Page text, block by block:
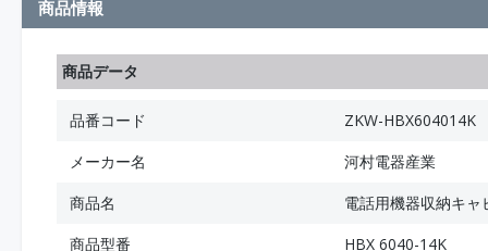
商品情報
商品データ
品番コード
ZKW-HBX604014K
メーカー名
河村電器産業
商品名
電話用機器収納キ
商品型番
HBX 6040-14K